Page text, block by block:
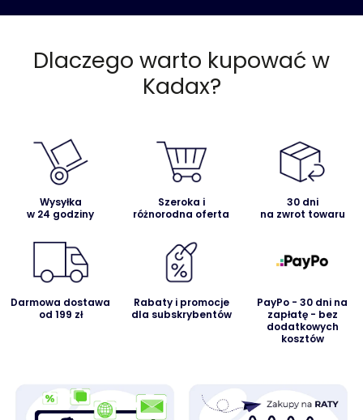
Dlaczego warto kupować w
Kadax?
Wysyłka
w 24 godziny
Szeroka i
różnorodna oferta
30 dni
na zwrot towaru
Darmowa dostawa
od 199 zł
Rabaty i promocje
dla subskrybentów
PayPo - 30 dni na
zapłatę - bez
dodatkowych
kosztów